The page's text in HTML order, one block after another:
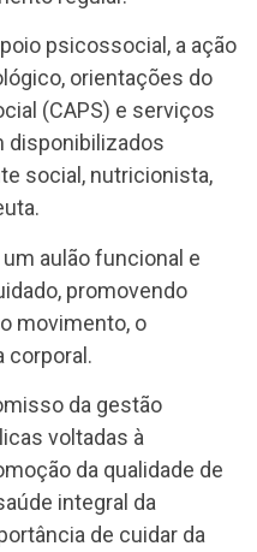
psicossocial, a ação
orientações do
(CAPS) e serviços
disponibilizados
social, nutricionista,
aulão funcional e
promovendo
movimento, o
corporal.
da gestão
voltadas à
da qualidade de
integral da
de cuidar da